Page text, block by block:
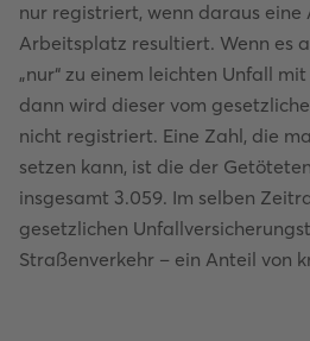
nur registriert, wenn daraus eine
Arbeitsplatz resultiert. Wenn es
„nur“ zu einem leichten Unfall
dann wird dieser vom
nicht registriert. Eine Zahl, die
setzen kann, ist die der
insgesamt 3.059. Im selben
gesetzlichen
Straßenverkehr – ein Anteil von